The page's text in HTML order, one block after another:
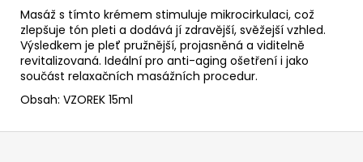
Masáž s tímto krémem stimuluje mikrocirkulaci, což
zlepšuje tón pleti a dodává jí zdravější, svěžejší vzhled.
Výsledkem je pleť pružnější, projasněná a viditelně
revitalizovaná. Ideální pro anti-aging ošetření i jako
součást relaxačních masážních procedur.
Obsah: VZOREK 15ml
Z